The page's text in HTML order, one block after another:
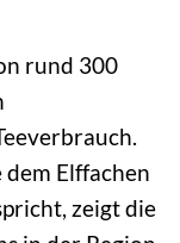
rund 300
Elffachen
zeigt die